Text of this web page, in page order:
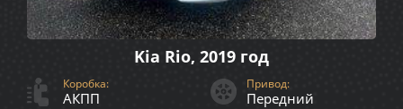
Kia Rio, 2019 год
Коробка:
АКПП
Привод:
Передний